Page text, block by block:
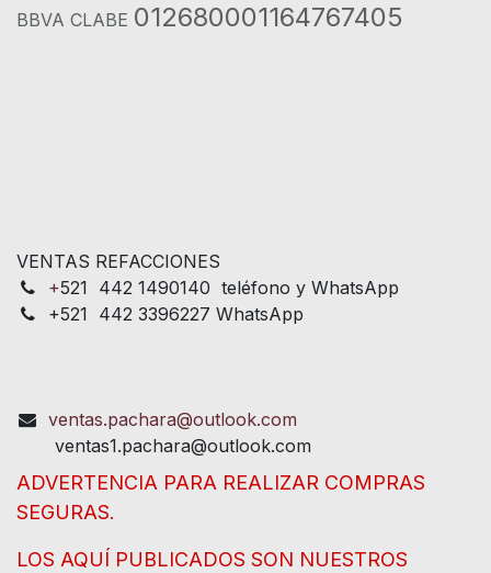
BBVA CLABE 012680001164767405
VENTAS REFACCIONES
+521 442 1490140 teléfono y WhatsApp
+521 442 3396227 WhatsApp
ventas.pachara@outlook.com
ventas1.pachara@outlook.com
ADVERTENCIA PARA REALIZAR COMPRAS
SEGURAS.
LOS AQUÍ PUBLICADOS SON NUESTROS